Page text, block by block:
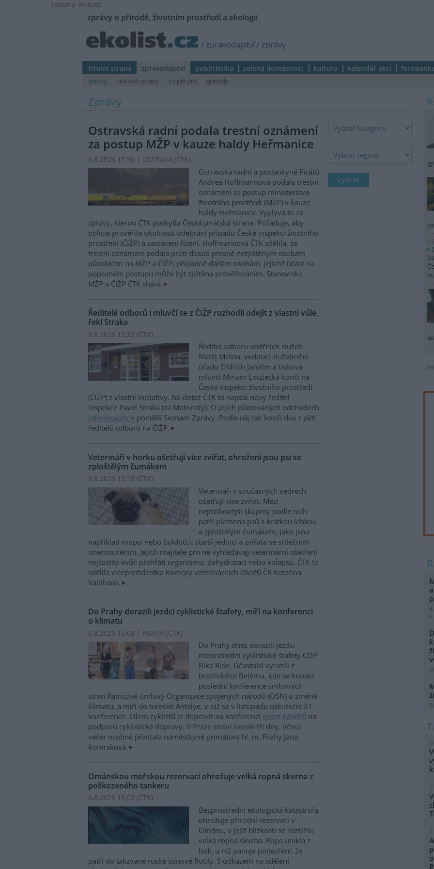
reklama reklama
zprávy o přírodě, životním prostředí a ekologii
/ zpravodajství/ zprávy
titulní strana zpravodajství publicistika zelená domácnost kultura kalendář akcí
zprávy tiskové zprávy co píší jiní speciály
Zprávy
Ostravská radní podala trestní oznámení
za postup MŽP v kauze haldy Heřmanice
6.8.2026 17:50 | OSTRAVA (ČTK)
Ostravská radní a poslankyně Pirátů
Andrea Hoffmannová podala trestní
oznámení za postup ministerstva
životního prostředí (MŽP) v kauze
haldy Heřmanice. Vyplývá to ze
zprávy, kterou ČTK poskytla Česká pirátská strana. Požaduje, aby
policie prověřila okolnosti odebrání případu České inspekci životního
prostředí (ČIŽP) a zastavení řízení. Hoffmannová ČTK sdělila, že
trestní oznámení podala proti dosud přesně nezjištěným osobám
působícím na MŽP a ČIŽP, případně dalším osobám, jejichž účast na
popsaném postupu může být zjištěna prověřováním. Stanovisko
MŽP a ČIŽP ČTK shání.
Ředitelé odborů i mluvčí se z ČIŽP rozhodli odejít z vlastní vůle,
řekl Straka
6.8.2026 15:22 (ČTK)
Ředitel odboru vnitřních služeb
Matěj Mrlina, vedoucí služebního
úřadu Oldřich Jarolím a tisková
mluvčí Miriam Loužecká končí na
České inspekci životního prostředí
(ČIŽP) z vlastní iniciativy. Na dotaz ČTK to napsal nový ředitel
inspekce Pavel Straka (za Motoristy). O jejich plánovaných odchodech
informovaly v pondělí Seznam Zprávy. Podle něj tak končí dva z pěti
ředitelů odborů na ČIŽP.
Veterináři v horku ošetřují více zvířat, ohrožení jsou psi se
zploštělým čumákem
6.8.2026 15:15 (ČTK)
Veterináři v současných vedrech
ošetřují více zvířat. Mezi
nejrizikovější skupiny podle nich
patří plemena psů s krátkou lebkou
a zploštělým čumákem, jako jsou
například mopsi nebo buldočci, starší jedinci a zvířata se srdečním
onemocněním. Jejich majitelé pro ně vyhledávají veterinární ošetření
nejčastěji kvůli přehřátí organismu, dehydrataci nebo kolapsu. ČTK to
sdělila viceprezidentka Komory veterinárních lékařů ČR Kateřina
Valdhans.
Do Prahy dorazili jezdci cyklistické štafety, míří na konferenci
o klimatu
6.8.2026 15:08 | PRAHA (ČTK)
Do Prahy dnes dorazili jezdci
mezinárodní cyklistické štafety COP
Bike Ride. Účastníci vyrazili z
brazilského Belému, kde se konala
poslední konference smluvních
stran Rámcové úmluvy Organizace spojených národů (OSN) o změně
klimatu, a míří do turecké Antalye, v níž se v listopadu uskuteční 31.
konference. Cílem cyklistů je dopravit na konferenci deset návrhů na
podporu cyklistické dopravy. V Praze stráví necelé tři dny. Včera
večer osobně přivítala náměstkyně primátora hl. m. Prahy Jana
Komrsková.
Ománskou mořskou rezervaci ohrožuje velká ropná skvrna z
poškozeného tankeru
6.8.2026 15:03 (ČTK)
Bezprostřední ekologická katastrofa
ohrožuje přírodní rezervaci v
Ománu, v jejíž blízkosti se rozšířila
velká ropná skvrna. Ropa unikla z
lodi, u níž panuje podezření, že
patří do takzvané ruské stínové flotily. S odkazem na sdělení